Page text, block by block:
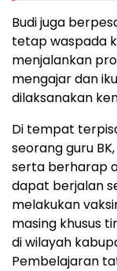
Budi juga
tetap waspada
menjalankan
mengajar dan
dilaksanakan
Di tempat
seorang guru
serta berharap
dapat berjalan
melakukan
masing khusus
di wilayah
Pembelajaran